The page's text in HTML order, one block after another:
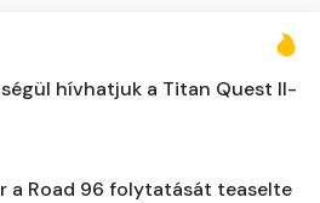
hívhatjuk a Titan Quest II-
a Road 96 folytatását teaselte